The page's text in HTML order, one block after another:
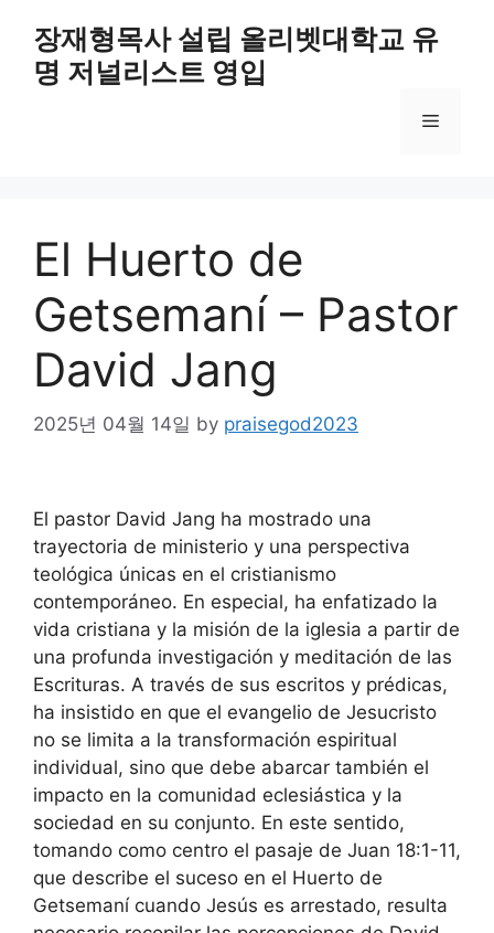
content
장재형목사 설립 올리벳대학교 유
명 저널리스트 영입
Menu
El Huerto de
Getsemaní – Pastor
David Jang
2025년 04월 14일 by praisegod2023
El pastor David Jang ha mostrado una
trayectoria de ministerio y una perspectiva
teológica únicas en el cristianismo
contemporáneo. En especial, ha enfatizado la
vida cristiana y la misión de la iglesia a partir de
una profunda investigación y meditación de las
Escrituras. A través de sus escritos y prédicas,
ha insistido en que el evangelio de Jesucristo
no se limita a la transformación espiritual
individual, sino que debe abarcar también el
impacto en la comunidad eclesiástica y la
sociedad en su conjunto. En este sentido,
tomando como centro el pasaje de Juan 18:1-11,
que describe el suceso en el Huerto de
Getsemaní cuando Jesús es arrestado, resulta